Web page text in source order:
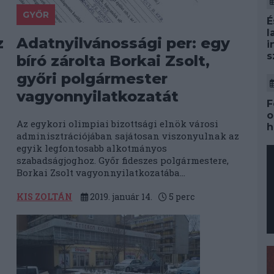
GYŐR
Adatnyilvánossági per: egy
bíró zárolta Borkai Zsolt,
győri polgármester
vagyonnyilatkozatát
Az egykori olimpiai bizottsági elnök városi
adminisztrációjában sajátosan viszonyulnak az
egyik legfontosabb alkotmányos
szabadságjoghoz. Győr fideszes polgármestere,
Borkai Zsolt vagyonnyilatkozatába...
KIS ZOLTÁN 2019. január 14. 5 perc